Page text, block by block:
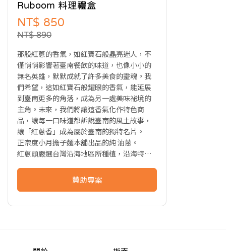
Ruboom 料理禮盒
NT$ 850
NT$ 890
那股紅蔥的香氣，如紅寶石般晶亮迷人，不
僅悄悄影響著臺南餐飲的味道，也像小小的
無名英雄，默默成就了許多美食的靈魂。我
們希望，這如紅寶石般耀眼的香氣，能延展
到臺南更多的角落，成為另一處美味祕境的
主角。未來，我們將讓這香氣化作特色商
品，讓每一口味道都訴說臺南的風土故事，
讓「紅蔥香」成為屬於臺南的獨特名片。
正宗度小月擔子麵本舖出品的純 油蔥。
紅蔥頭嚴選台灣沿海地區所種植，沿海特殊
帶有天然甜味。沒有其他化學添加物，
最具台灣家鄉味的調味聖品，是海外打拼遊
贊助專案